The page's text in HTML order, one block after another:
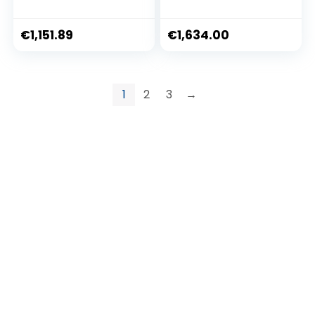
€1,151.89 €1,634.00
1 2 3 →